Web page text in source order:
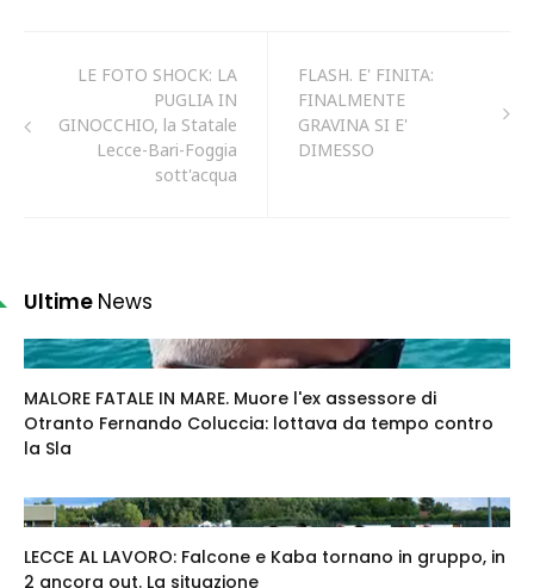
LE FOTO SHOCK: LA
PUGLIA IN
GINOCCHIO, la Statale
Lecce-Bari-Foggia
sott'acqua
FLASH. E' FINITA:
FINALMENTE
GRAVINA SI E'
DIMESSO
Ultime News
MALORE FATALE IN MARE. Muore l'ex assessore di
Otranto Fernando Coluccia: lottava da tempo contro
la Sla
LECCE AL LAVORO: Falcone e Kaba tornano in gruppo, in
2 ancora out. La situazione